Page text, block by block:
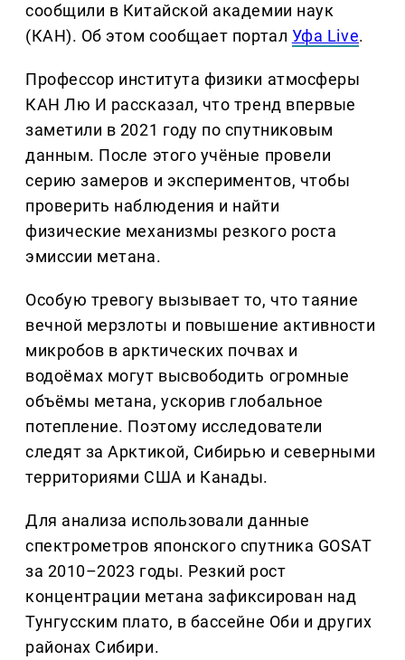
сообщили в Китайской академии наук
(КАН). Об этом сообщает портал Уфа Live.
Профессор института физики атмосферы
КАН Лю И рассказал, что тренд впервые
заметили в 2021 году по спутниковым
данным. После этого учёные провели
серию замеров и экспериментов, чтобы
проверить наблюдения и найти
физические механизмы резкого роста
эмиссии метана.
Особую тревогу вызывает то, что таяние
вечной мерзлоты и повышение активности
микробов в арктических почвах и
водоёмах могут высвободить огромные
объёмы метана, ускорив глобальное
потепление. Поэтому исследователи
следят за Арктикой, Сибирью и северными
территориями США и Канады.
Для анализа использовали данные
спектрометров японского спутника GOSAT
за 2010–2023 годы. Резкий рост
концентрации метана зафиксирован над
Тунгусским плато, в бассейне Оби и других
районах Сибири.